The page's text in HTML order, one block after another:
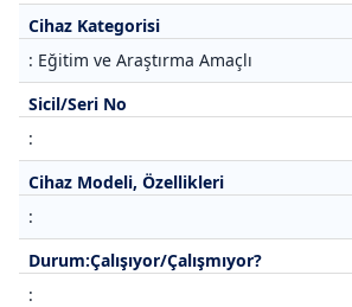
Cihaz Kategorisi
: Eğitim ve Araştırma Amaçlı
Sicil/Seri No
:
Cihaz Modeli, Özellikleri
:
Durum:Çalışıyor/Çalışmıyor?
: